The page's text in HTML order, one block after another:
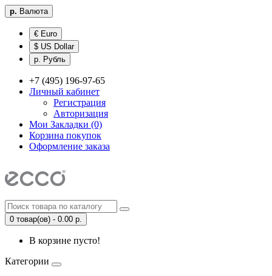
р. Валюта
€ Euro
$ US Dollar
р. Рубль
+7 (495) 196-97-65
Личный кабинет
Регистрация
Авторизация
Мои Закладки (0)
Корзина покупок
Оформление заказа
0 товар(ов) - 0.00 р.
В корзине пусто!
Категории